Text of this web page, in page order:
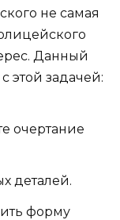
не самая
Данный
этой задачей:
очертание
деталей.
форму